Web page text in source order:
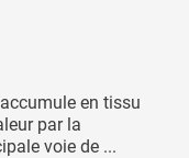
en tissu
par la
voie de ...